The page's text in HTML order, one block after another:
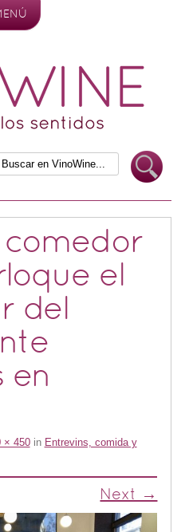
comedor
el
del
en
× 450in Entrevins, comida y
Next →